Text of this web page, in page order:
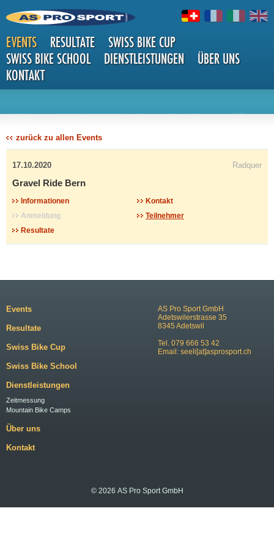
EVENTS RESULTATE
SWISS BIKE CUP
SWISS BIKE SCHOOL
DIENSTLEISTUNGEN
ÜBER UNS
KONTAKT
DETAILS
zurück zu allen Events
17.10.2020 Radquer
Gravel Ride Bern
Informationen
Kontakt
Anmeldung
Teilnehmer
Resultate
AS Pro Sport GmbH
Adetswilerstrasse 35
8345 Adetswil
Tel. 079 666 53 42
Email: seeli[at]asprosport.ch
Events
Resultate
Swiss Bike Cup
Swiss Bike School
Dienstleistungen
Zeitmessung
Mountain Bike Camps
Über uns
Kontakt
© 2026 AS Pro Sport GmbH